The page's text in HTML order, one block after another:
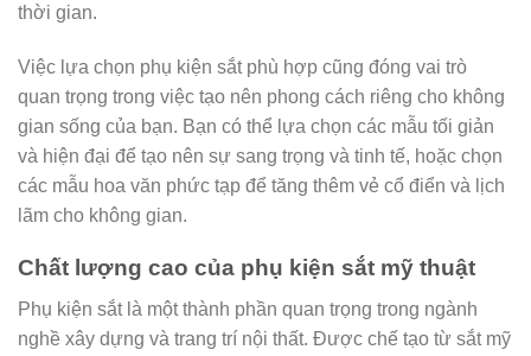
thời gian.
Việc lựa chọn phụ kiện sắt phù hợp cũng đóng vai trò
quan trọng trong việc tạo nên phong cách riêng cho không
gian sống của bạn. Bạn có thể lựa chọn các mẫu tối giản
và hiện đại để tạo nên sự sang trọng và tinh tế, hoặc chọn
các mẫu hoa văn phức tạp để tăng thêm vẻ cổ điển và lịch
lãm cho không gian.
Chất lượng cao của phụ kiện sắt mỹ thuật
Phụ kiện sắt là một thành phần quan trọng trong ngành
nghề xây dựng và trang trí nội thất. Được chế tạo từ sắt mỹ